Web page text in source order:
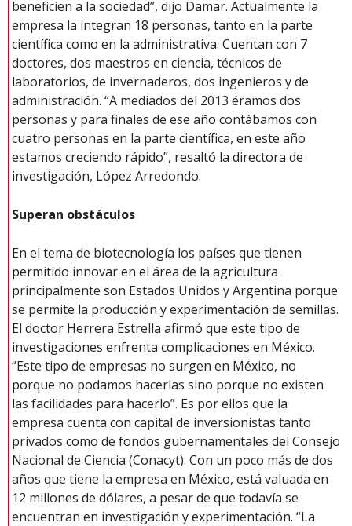
beneficien a la sociedad”, dijo Damar. Actualmente la
empresa la integran 18 personas, tanto en la parte
científica como en la administrativa. Cuentan con 7
doctores, dos maestros en ciencia, técnicos de
laboratorios, de invernaderos, dos ingenieros y de
administración. “A mediados del 2013 éramos dos
personas y para finales de ese año contábamos con
cuatro personas en la parte científica, en este año
estamos creciendo rápido”, resaltó la directora de
investigación, López Arredondo.
Superan obstáculos
En el tema de biotecnología los países que tienen
permitido innovar en el área de la agricultura
principalmente son Estados Unidos y Argentina porque
se permite la producción y experimentación de semillas.
El doctor Herrera Estrella afirmó que este tipo de
investigaciones enfrenta complicaciones en México.
“Este tipo de empresas no surgen en México, no
porque no podamos hacerlas sino porque no existen
las facilidades para hacerlo”. Es por ellos que la
empresa cuenta con capital de inversionistas tanto
privados como de fondos gubernamentales del Consejo
Nacional de Ciencia (Conacyt). Con un poco más de dos
años que tiene la empresa en México, está valuada en
12 millones de dólares, a pesar de que todavía se
encuentran en investigación y experimentación. “La